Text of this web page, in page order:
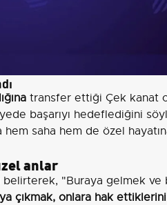
transfer ettiği Çek kanat
başarıyı hedeflediğini
hem saha hem de özel
anlar
"Buraya gelmek ve
çıkmak, onlara hak